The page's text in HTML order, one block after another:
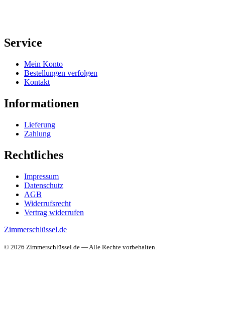
Service
Mein Konto
Bestellungen verfolgen
Kontakt
Informationen
Lieferung
Zahlung
Rechtliches
Impressum
Datenschutz
AGB
Widerrufsrecht
Vertrag widerrufen
Zimmerschlüssel.de
© 2026 Zimmerschlüssel.de — Alle Rechte vorbehalten.